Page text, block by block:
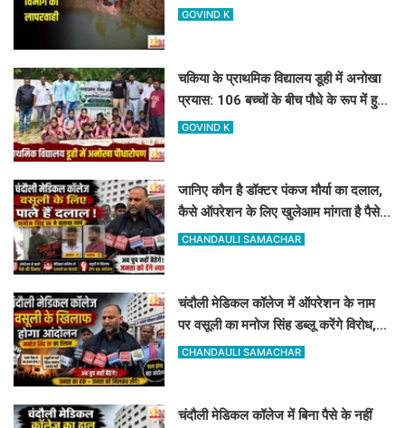
न पहुंचने से किसान परेशान
GOVIND K
चकिया के प्राथमिक विद्यालय डूही में अनोखा
प्रयास: 106 बच्चों के बीच पौधे के रूप में हुआ
107वां 'नया एडमिशन'
GOVIND K
जानिए कौन है डॉक्टर पंकज मौर्या का दलाल,
कैसे ऑपरेशन के लिए खुलेआम मांगता है पैसे,
मनोज सिंह डब्लू ने खोला मोर्चा
CHANDAULI SAMACHAR
चंदौली मेडिकल कॉलेज में ऑपरेशन के नाम
पर वसूली का मनोज सिंह डब्लू करेंगे विरोध,
सोमवार को देंगे धरना
CHANDAULI SAMACHAR
चंदौली मेडिकल कॉलेज में बिना पैसे के नहीं